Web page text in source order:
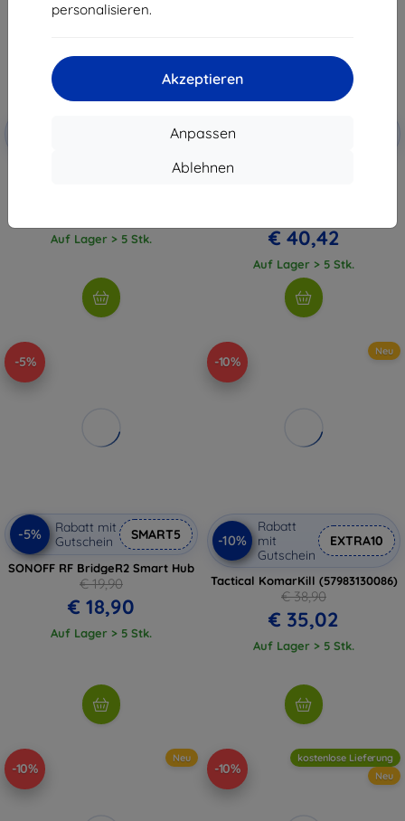
personalisieren.
Akzeptieren
Anpassen
Ablehnen
EXTRA10
Auf Lager > 5 Stk.
-10%
Intelligenter WLAN-Diffusor für
€ 40,42
Auf Lager > 5 Stk.
-5%
-5%
Rabatt mit
Gutschein
SMART5
SONOFF RF BridgeR2 Smart Hub
€ 19,90
€ 18,90
Auf Lager > 5 Stk.
-10%
Neu
-10%
Rabatt
mit
Gutschein
EXTRA10
Tactical KomarKill (57983130086)
€ 38,90
€ 35,02
Auf Lager > 5 Stk.
-10%
Neu
-10%
kostenlose Lieferung
Neu